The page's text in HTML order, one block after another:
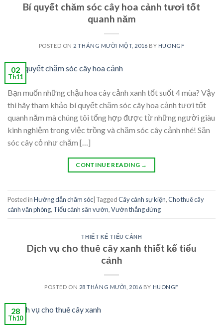
Bí quyết chăm sóc cây hoa cảnh tươi tốt
quanh năm
POSTED ON 2 THÁNG MƯỜI MỘT, 2016 BY HUONGF
02
Th11
Bạn muốn những chậu hoa cây cảnh xanh tốt suốt 4 mùa? Vậy
thì hãy tham khảo bí quyết chăm sóc cây hoa cảnh tươi tốt
quanh năm mà chúng tôi tổng hợp được từ những người giàu
kinh nghiệm trong việc trồng và chăm sóc cây cảnh nhé! Săn
sóc cây cỏ như chăm […]
CONTINUE READING →
Posted inHướng dẫn chăm sóc TaggedCây cảnh sự kiện,Cho thuê cây
cảnh văn phòng, Tiểu cảnh sân vườn,Vườn thẳng đứng
THIẾT KẾ TIỂU CẢNH
Dịch vụ cho thuê cây xanh thiết kế tiểu
cảnh
POSTED ON 28 THÁNG MƯỜI, 2016 BY HUONGF
28
Th10